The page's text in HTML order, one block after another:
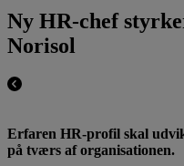
Ny HR-chef
Norisol
Erfaren HR-profil skal
på tværs af organisationen.